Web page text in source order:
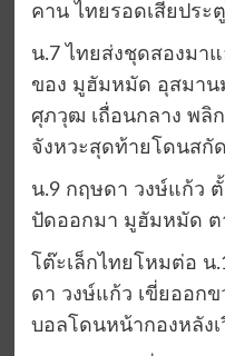
คาน ไทยรอดเสียประ
น.7 ไทยส่งชุดสองมา
ของ มูฮัมหมัด อุสมา
ศุภวุฒ เถื่อนกลาง พลิ
จังหวะสุดท้ายโดนสกัด
น.9 กฤษดา วงษ์แก้ว
ปัดออกมา มูฮัมหมัด
โต๊ะเล็กไทยโหมต่อ
ดา วงษ์แก้ว เขี่ยออกข
บอลโดนหน้ากองหลัง